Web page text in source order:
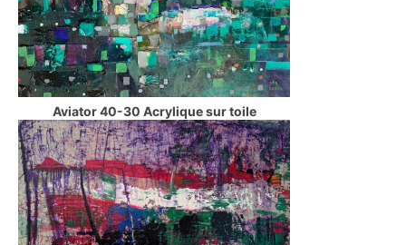
Aviator 40-30 Acrylique sur toile